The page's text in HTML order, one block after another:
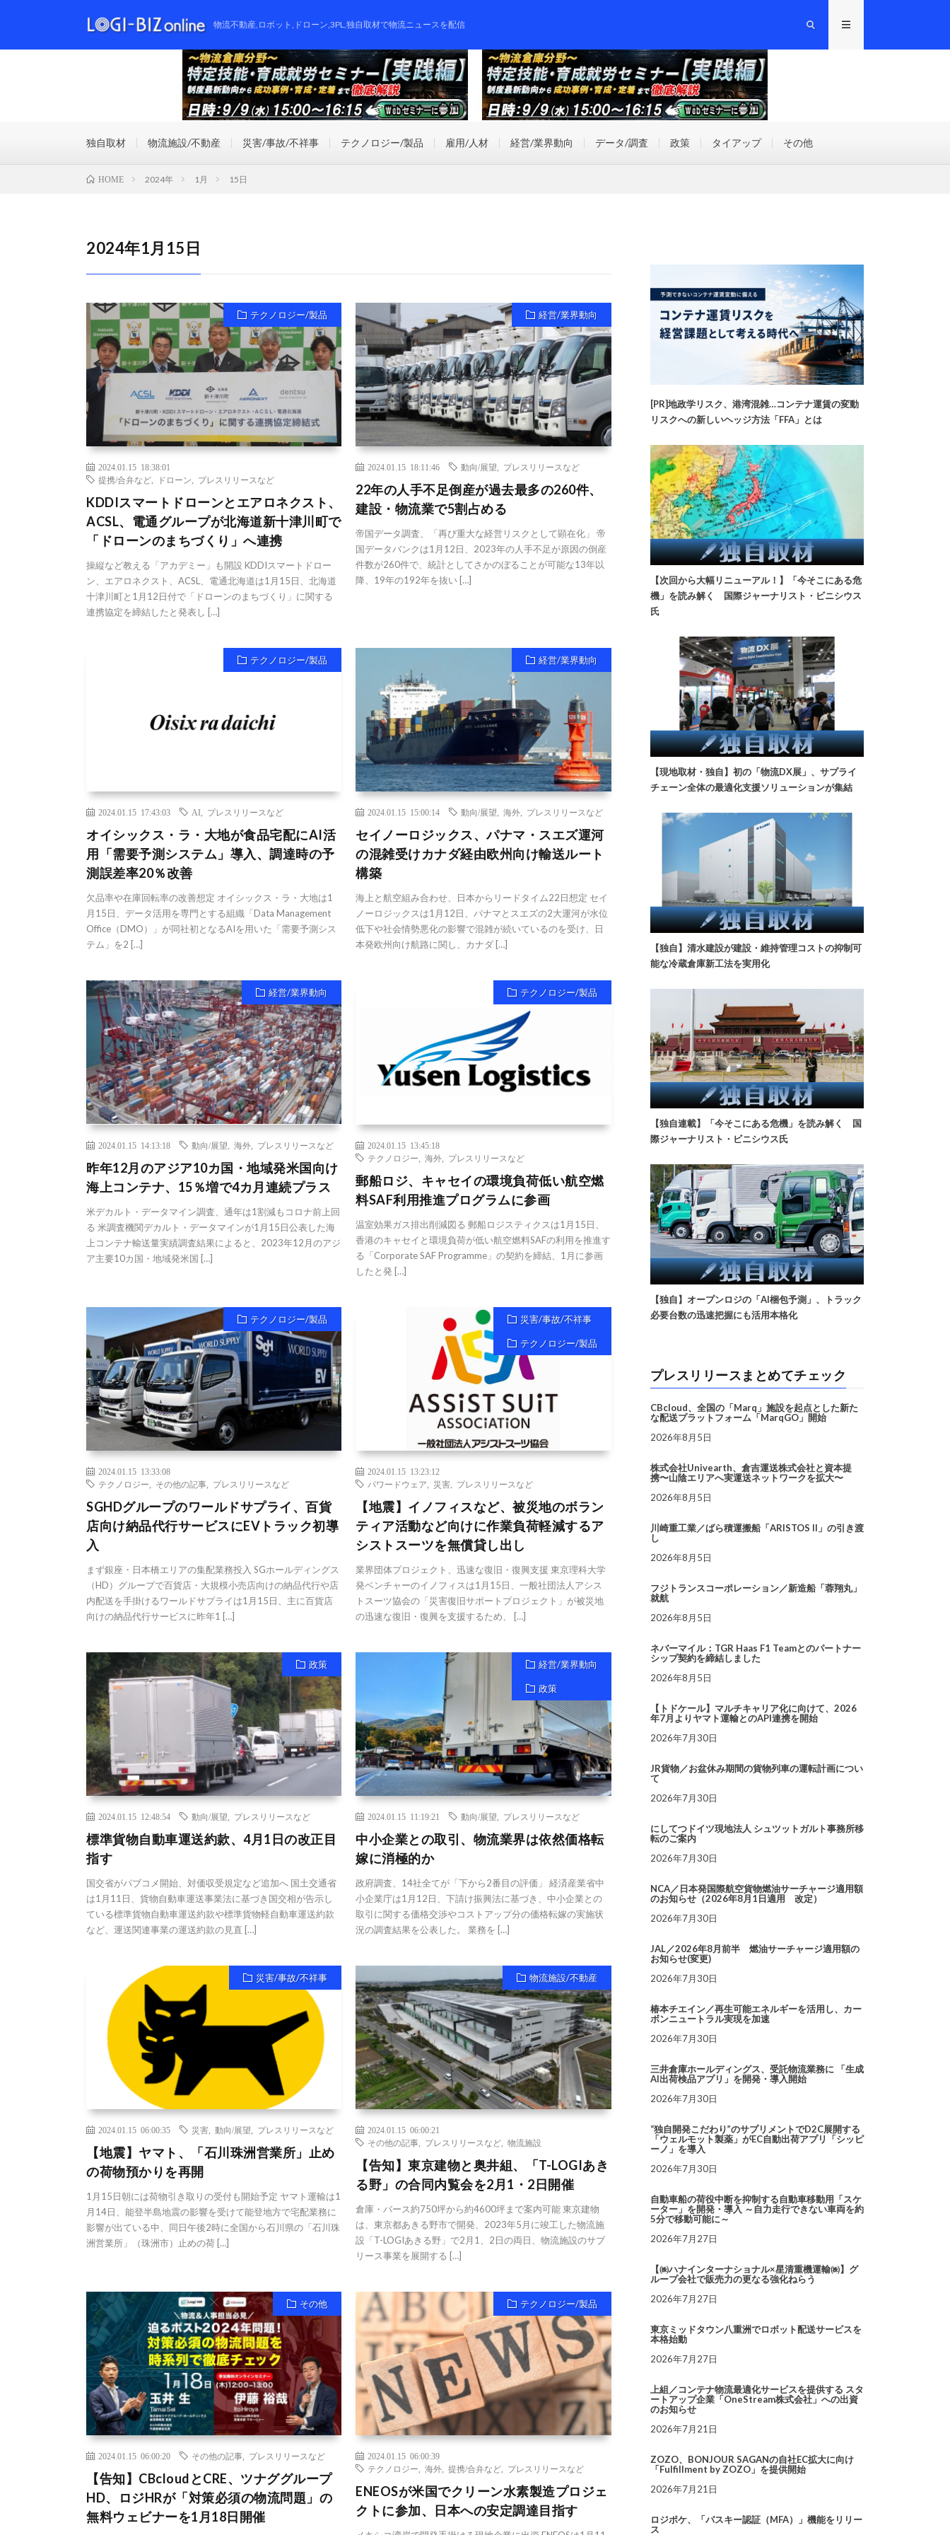
物流不動産,ロボット,ドローン,3PL,独自取材で物流ニュースを配信
独自取材 物流施設/不動産 災害/事故/不祥事 テクノロジー/製品 雇用/人材 経営/業界動向 データ/調査 政策 タイアップ その他
HOME 2024年 1月 15日
2024年1月15日
テクノロジー/製品
2024.01.15 18:38:01
提携/合弁など
ドローン プレスリリースなど
KDDIスマートドローンとエアロネクスト、
ACSL、電通グループが北海道新十津川町で
「ドローンのまちづくり」へ連携
操縦など教える「アカデミー」も開設 KDDIスマートドロー
ン、エアロネクスト、ACSL、電通北海道は1月15日、北海道
十津川町と1月12日付で「ドローンのまちづくり」に関する
連携協定を締結したと発表し […]
経営/業界動向
2024.01.15 18:11:46 動向/展望 プレスリリースなど
22年の人手不足倒産が過去最多の260件、
建設・物流業で5割占める
帝国データ調査、「再び重大な経営リスクとして顕在化」 帝
国データバンクは1月12日、2023年の人手不足が原因の倒産
件数が260件で、統計としてさかのぼることが可能な13年以
降、19年の192年を抜い […]
テクノロジー/製品
2024.01.15 17:43:03 AI プレスリリースなど
オイシックス・ラ・大地が食品宅配にAI活
用「需要予測システム」導入、調達時の予
測誤差率20％改善
欠品率や在庫回転率の改善想定 オイシックス・ラ・大地は1
月15日、データ活用を専門とする組織「Data Management
Office（DMO）」が同社初となるAIを用いた「需要予測シス
テム」を2 […]
経営/業界動向
2024.01.15 15:00:14 動向/展望 ,海外 プレスリリースなど
セイノーロジックス、パナマ・スエズ運河
の混雑受けカナダ経由欧州向け輸送ルート
構築
海上と航空組み合わせ、日本からリードタイム22日想定 セイ
ノーロジックスは1月12日、パナマとスエズの2大運河が水位
低下や社会情勢悪化の影響で混雑が続いているのを受け、日
本発欧州向け航路に関し、カナダ […]
経営/業界動向
2024.01.15 14:13:18 動向/展望 海外 プレスリリースなど
昨年12月のアジア10カ国・地域発米国向け
海上コンテナ、15％増で4カ月連続プラス
米デカルト・データマイン調査、通年は1割減もコロナ前上回
る 米調査機関デカルト・データマインが1月15日公表した海
上コンテナ輸送量実績調査結果によると、2023年12月のアジ
ア主要10カ国・地域発米国 […]
テクノロジー/製品
2024.01.15 13:45:18
テクノロジー
,海外 プレスリリースなど
郵船ロジ、キャセイの環境負荷低い航空燃
料SAF利用推進プログラムに参画
温室効果ガス排出削減図る 郵船ロジスティクスは1月15日、
香港のキャセイと環境負荷が低い航空燃料SAFの利用を推進す
る「Corporate SAF Programme」の契約を締結、1月に参画
したと発 […]
テクノロジー/製品
2024.01.15 13:33:08
テクノロジー
その他の記事 プレスリリースなど
SGHDグループのワールドサプライ、百貨
店向け納品代行サービスにEVトラック初導
入
まず銀座・日本橋エリアの集配業務投入 SGホールディングス
（HD）グループで百貨店・大規模小売店向けの納品代行や店
内配送を手掛けるワールドサプライは1月15日、主に百貨店
向けの納品代行サービスに昨年1 […]
災害/事故/不祥事
テクノロジー/製品
2024.01.15 13:23:12
パワードウェア
災害 プレスリリースなど
【地震】イノフィスなど、被災地のボラン
ティア活動など向けに作業負荷軽減するア
シストスーツを無償貸し出し
業界団体プロジェクト、迅速な復旧・復興支援 東京理科大学
発ベンチャーのイノフィスは1月15日、一般社団法人アシス
トスーツ協会の「災害復旧サポートプロジェクト」が被災地
の迅速な復旧・復興を支援するため、 […]
政策
2024.01.15 12:48:54 動向/展望 プレスリリースなど
標準貨物自動車運送約款、4月1日の改正目
指す
国交省がパブコメ開始、対価収受規定など追加へ 国土交通省
は1月11日、貨物自動車運送事業法に基づき国交相が告示し
ている標準貨物自動車運送約款や標準貨物軽自動車運送約款
など、運送関連事業の運送約款の見直 […]
経営/業界動向
政策
2024.01.15 11:19:21 動向/展望 プレスリリースなど
中小企業との取引、物流業界は依然価格転
嫁に消極的か
政府調査、14社全てが「下から2番目の評価」 経済産業省中
小企業庁は1月12日、下請け振興法に基づき、中小企業との
取引に関する価格交渉やコストアップ分の価格転嫁の実施状
況の調査結果を公表した。 業務を […]
災害/事故/不祥事
2024.01.15 06:00:35 災害 動向/展望 プレスリリースなど
【地震】ヤマト、「石川珠洲営業所」止め
の荷物預かりを再開
1月15日朝には荷物引き取りの受付も開始予定 ヤマト運輸は1
月14日、能登半島地震の影響を受けて能登地方で宅配業務に
影響が出ている中、同日午後2時に全国から石川県の「石川珠
洲営業所」（珠洲市）止めの荷 […]
物流施設/不動産
2024.01.15 06:00:21
その他の記事
プレスリリースなど ,物流施設
【告知】東京建物と奥井組、「T-LOGIあき
る野」の合同内覧会を2月1・2日開催
倉庫・バース約750坪から約4600坪まで案内可能 東京建物
は、東京都あきる野市で開発、2023年5月に竣工した物流施
設「T-LOGIあきる野」で2月1、2日の両日、物流施設のサブ
リース事業を展開する […]
その他
2024.01.15 06:00:20 その他の記事 プレスリリースなど
【告知】CBcloudとCRE、ツナググループ
HD、ロジHRが「対策必須の物流問題」の
無料ウェビナーを1月18日開催
テクノロジー/製品
2024.01.15 06:00:39
テクノロジー
,海外 ,提携/合弁など プレスリリースなど
ENEOSが米国でクリーン水素製造プロジェ
クトに参加、日本への安定調達目指す
[PR]地政学リスク、港湾混雑…コンテナ運賃の変動
リスクへの新しいヘッジ方法「FFA」とは
【次回から大幅リニューアル！】「今そこにある危
機」を読み解く 国際ジャーナリスト・ビニシウス
氏
【現地取材・独自】初の「物流DX展」、サプライ
チェーン全体の最適化支援ソリューションが集結
【独自】清水建設が建設・維持管理コストの抑制可
能な冷蔵倉庫新工法を実用化
【独自連載】「今そこにある危機」を読み解く 国
際ジャーナリスト・ビニシウス氏
【独自】オープンロジの「AI梱包予測」、トラック
必要台数の迅速把握にも活用本格化
プレスリリースまとめてチェック
CBcloud、全国の「Marq」施設を起点とした新た
な配送プラットフォーム「MarqGO」開始
2026年8月5日
株式会社Univearth、倉吉運送株式会社と資本提
携〜山陰エリアへ実運送ネットワークを拡大〜
2026年8月5日
川崎重工業／ばら積運搬船「ARISTOS II」の引き渡
し
2026年8月5日
フジトランスコーポレーション／新造船「蓉翔丸」
就航
2026年8月5日
ネバーマイル：TGR Haas F1 Teamとのパートナー
シップ契約を締結しました
2026年8月5日
【トドケール】マルチキャリア化に向けて、2026
年7月よりヤマト運輸とのAPI連携を開始
2026年7月30日
JR貨物／お盆休み期間の貨物列車の運転計画につい
て
2026年7月30日
にしてつドイツ現地法人 シュツットガルト事務所移
転のご案内
2026年7月30日
NCA／日本発国際航空貨物燃油サーチャージ適用額
のお知らせ（2026年8月1日適用 改定）
2026年7月30日
JAL／2026年8月前半 燃油サーチャージ適用額の
お知らせ(変更)
2026年7月30日
椿本チエイン／再生可能エネルギーを活用し、カー
ボンニュートラル実現を加速
2026年7月30日
三井倉庫ホールディングス、受託物流業務に 「生成
AI出荷検品アプリ」を開発・導入開始
2026年7月30日
“独自開発こだわり”のサプリメントでD2C展開する
「ウェルモット製薬」がEC自動出荷アプリ「シッピ
ーノ」を導入
2026年7月30日
自動車船の荷役中断を抑制する自動車移動用「スケ
ーター」を開発・導入 ～自力走行できない車両を約
5分で移動可能に～
2026年7月27日
【㈱ハナインターナショナル×星清重機運輸㈱】グ
ループ会社で販売力の更なる強化ねらう
2026年7月27日
東京ミッドタウン八重洲でロボット配送サービスを
本格始動
2026年7月27日
上組／コンテナ物流最適化サービスを提供する スタ
ートアップ企業「OneStream株式会社」への出資
のお知らせ
2026年7月21日
ZOZO、BONJOUR SAGANの自社EC拡大に向け
「Fulfillment by ZOZO」を提供開始
2026年7月21日
ロジポケ、「パスキー認証（MFA）」機能をリリー
ス